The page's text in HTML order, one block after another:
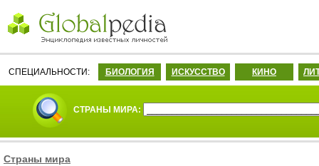
СПЕЦИАЛЬНОСТИ: БИОЛОГИЯ ИСКУССТВО КИНО
СТРАНЫ МИРА:
Страны мира